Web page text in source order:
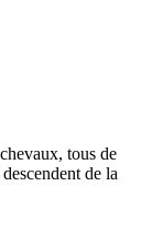
tous de
de la